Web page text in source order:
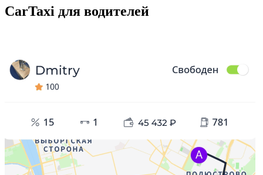
CarTaxi для водителей